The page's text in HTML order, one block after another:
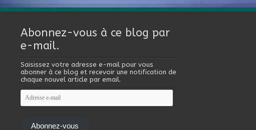
Abonnez-vous à ce blog par
e-mail.
Saisissez votre adresse e-mail pour vous
abonner à ce blog et recevoir une notification de
chaque nouvel article par email.
Adresse
e-
mail
Abonnez-vous